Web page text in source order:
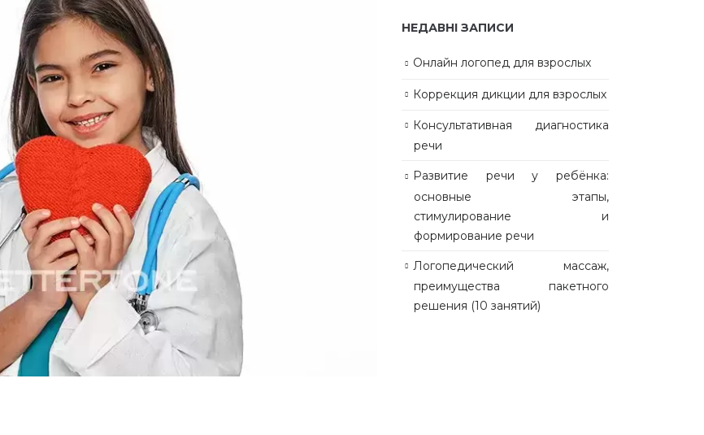
НЕДАВНІ ЗАПИСИ
Онлайн логопед для взрослых
Коррекция дикции для взрослых
Консультативная диагностика
речи
Развитие речи у ребёнка:
основные этапы,
стимулирование и
формирование речи
Логопедический массаж,
преимущества пакетного
решения (10 занятий)